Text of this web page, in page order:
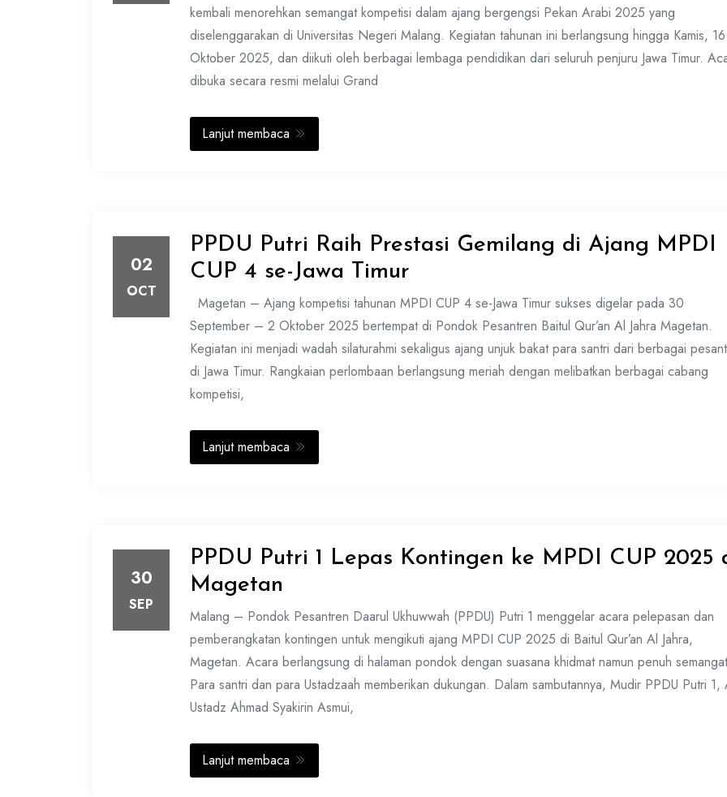
kembali menorehkan semangat kompetisi dalam ajang bergengsi Pekan Arabi 2025 yang
diselenggarakan di Universitas Negeri Malang. Kegiatan tahunan ini berlangsung hingga Kamis, 16
Oktober 2025, dan diikuti oleh berbagai lembaga pendidikan dari seluruh penjuru Jawa Timur.
dibuka secara resmi melalui Grand
Lanjut membaca
02
OCT
PPDU Putri Raih Prestasi Gemilang di Ajang MPDI
CUP 4 se-Jawa Timur
Magetan – Ajang kompetisi tahunan MPDI CUP 4 se-Jawa Timur sukses digelar pada 30
September – 2 Oktober 2025 bertempat di Pondok Pesantren Baitul Qur’an Al Jahra Magetan.
Kegiatan ini menjadi wadah silaturahmi sekaligus ajang unjuk bakat para santri dari berbagai
di Jawa Timur. Rangkaian perlombaan berlangsung meriah dengan melibatkan berbagai cabang
kompetisi,
Lanjut membaca
30
SEP
PPDU Putri 1 Lepas Kontingen ke MPDI CUP 2025
Magetan
Malang – Pondok Pesantren Daarul Ukhuwwah (PPDU) Putri 1 menggelar acara pelepasan dan
pemberangkatan kontingen untuk mengikuti ajang MPDI CUP 2025 di Baitul Qur’an Al Jahra,
Magetan. Acara berlangsung di halaman pondok dengan suasana khidmat namun penuh
Para santri dan para Ustadzaah memberikan dukungan. Dalam sambutannya, Mudir PPDU Putri 1,
Ustadz Ahmad Syakirin Asmui,
Lanjut membaca